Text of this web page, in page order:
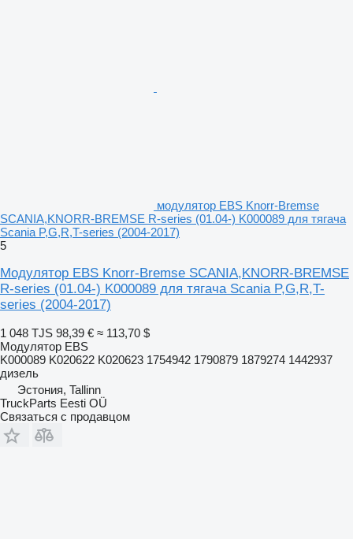
модулятор EBS Knorr-Bremse
SCANIA,KNORR-BREMSE R-series (01.04-) K000089 для тягача
Scania P,G,R,T-series (2004-2017)
5
Модулятор EBS Knorr-Bremse SCANIA,KNORR-BREMSE
R-series (01.04-) K000089 для тягача Scania P,G,R,T-
series (2004-2017)
1 048 TJS 98,39 € ≈ 113,70 $
Модулятор EBS
K000089 K020622 K020623 1754942 1790879 1879274 1442937
дизель
Эстония, Tallinn
TruckParts Eesti OÜ
Связаться с продавцом